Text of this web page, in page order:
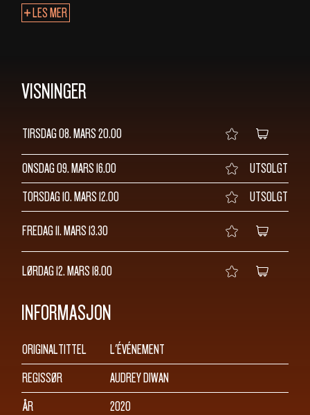
LES MER
VISNINGER
TIRSDAG 08. MARS20.00
ONSDAG 09. MARS16.00
UTSOLGT
TORSDAG 10. MARS12.00 UTSOLGT
FREDAG 11. MARS13.30
LØRDAG 12. MARS18.00
INFORMASJON
ORIGINALTITTEL
L'ÉVÉNEMENT
REGISSØR
AUDREY DIWAN
ÅR
2020